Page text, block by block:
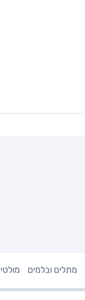
מתלים ובלמים